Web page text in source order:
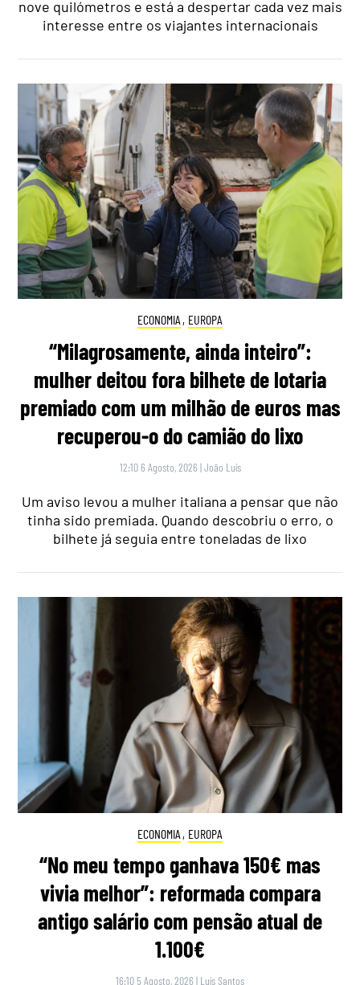
nove quilómetros e está a despertar cada vez mais
interesse entre os viajantes internacionais
ECONOMIA , EUROPA
“Milagrosamente, ainda inteiro”:
mulher deitou fora bilhete de lotaria
premiado com um milhão de euros mas
recuperou-o do camião do lixo
12:10 6 Agosto, 2026 |João Luís
Um aviso levou a mulher italiana a pensar que não
tinha sido premiada. Quando descobriu o erro, o
bilhete já seguia entre toneladas de lixo
ECONOMIA , EUROPA
“No meu tempo ganhava 150€ mas
vivia melhor”: reformada compara
antigo salário com pensão atual de
1.100€
16:10 5 Agosto, 2026 | Luís Santos